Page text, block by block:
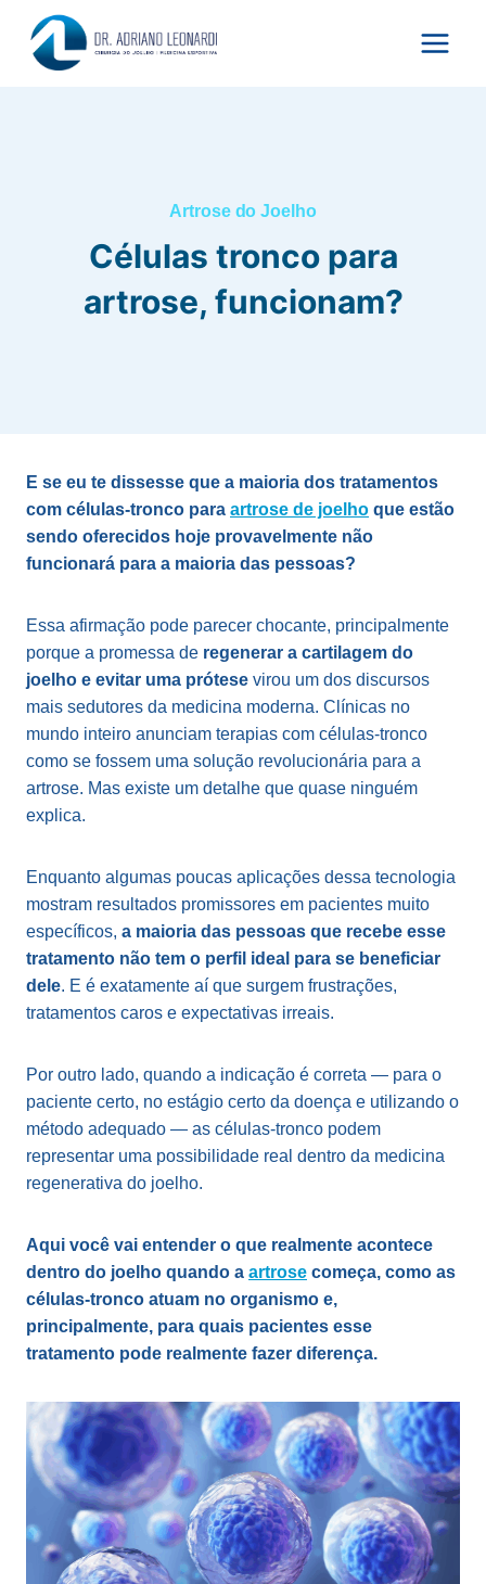
para
Artrose do Joelho
Células tronco para
artrose, funcionam?
E se eu te dissesse que a maioria dos tratamentos
com células-tronco para artrose de joelho que estão
sendo oferecidos hoje provavelmente não
funcionará para a maioria das pessoas?
Essa afirmação pode parecer chocante, principalmente
porque a promessa de regenerar a cartilagem do
joelho e evitar uma prótese virou um dos discursos
mais sedutores da medicina moderna. Clínicas no
mundo inteiro anunciam terapias com células-tronco
como se fossem uma solução revolucionária para a
artrose. Mas existe um detalhe que quase ninguém
explica.
Enquanto algumas poucas aplicações dessa tecnologia
mostram resultados promissores em pacientes muito
específicos, a maioria das pessoas que recebe esse
tratamento não tem o perfil ideal para se beneficiar
dele. E é exatamente aí que surgem frustrações,
tratamentos caros e expectativas irreais.
Por outro lado, quando a indicação é correta — para o
paciente certo, no estágio certo da doença e utilizando o
método adequado — as células-tronco podem
representar uma possibilidade real dentro da medicina
regenerativa do joelho.
Aqui você vai entender o que realmente acontece
dentro do joelho quando a artrose começa, como as
células-tronco atuam no organismo e,
principalmente, para quais pacientes esse
tratamento pode realmente fazer diferença.